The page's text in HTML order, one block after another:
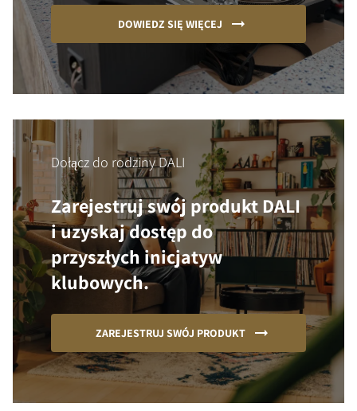
DOWIEDZ SIĘ WIĘCEJ
Dołącz do rodziny DALI
Zarejestruj swój produkt DALI
i uzyskaj dostęp do
przyszłych inicjatyw
klubowych.
ZAREJESTRUJ SWÓJ PRODUKT